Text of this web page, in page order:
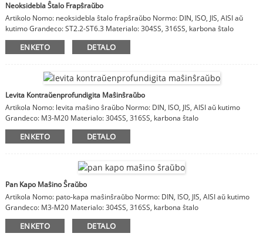
Neoksidebla Ŝtalo Frapŝraŭbo
Artikolo Nomo: neoksidebla ŝtalo frapŝraŭbo Normo: DIN, ISO, JIS, AISI aŭ
kutimo Grandeco: ST2.2-ST6.3 Materialo: 304SS, 316SS, karbona ŝtalo
ENKETO DETALO
Levita Kontraŭenprofundigita Maŝinŝraŭbo
Artikola Nomo: levita maŝino ŝraŭbo Normo: DIN, ISO, JIS, AISI aŭ kutimo
Grandeco: M3-M20 Materialo: 304SS, 316SS, karbona ŝtalo
ENKETO DETALO
Pan Kapo Maŝino Ŝraŭbo
Artikola Nomo: pato-kapa maŝinŝraŭbo Normo: DIN, ISO, JIS, AISI aŭ kutimo
Grandeco: M3-M20 Materialo: 304SS, 316SS, karbona ŝtalo
ENKETO DETALO